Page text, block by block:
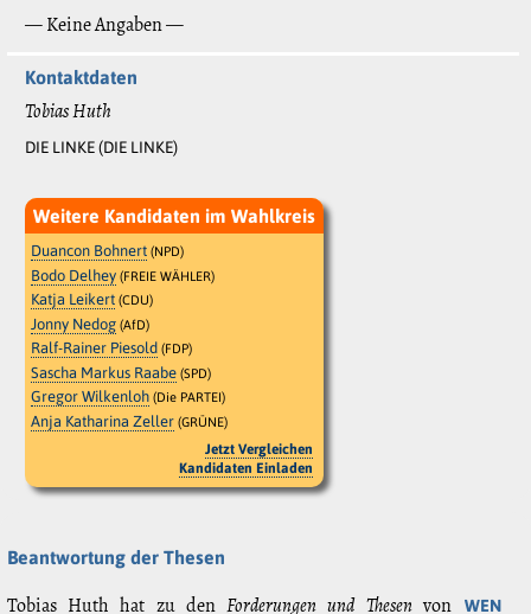
— Keine Angaben —
Kontaktdaten
Tobias Huth
DIE LINKE (DIE LINKE)
Weitere Kandidaten im Wahlkreis
Duancon Bohnert (NPD)
Bodo Delhey (FREIE WÄHLER)
Katja Leikert (CDU)
Jonny Nedog (AfD)
Ralf-Rainer Piesold (FDP)
Sascha Markus Raabe (SPD)
Gregor Wilkenloh (Die PARTEI)
Anja Katharina Zeller (GRÜNE)
Jetzt Vergleichen
Kandidaten Einladen
Beantwortung der Thesen
Tobias Huth hat zu denForderungen und Thesenvon WEN